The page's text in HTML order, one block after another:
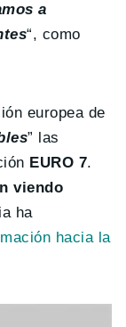
a
“, como
europea de
” las
EURO 7.
viendo
ha
hacia la